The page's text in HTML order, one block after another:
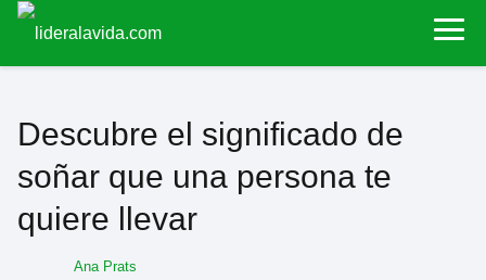
Descubre el significado de
soñar que una persona te
quiere llevar
Ana Prats